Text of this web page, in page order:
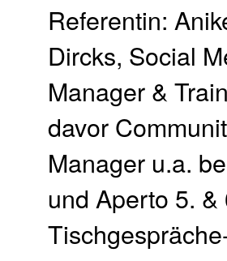
Referentin:
Dircks, Social
Manager &
davor
Manager u.a.
und Aperto 5. &